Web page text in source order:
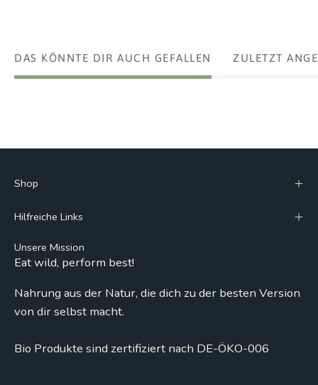
DAS KÖNNTE DIR AUCH GEFALLEN ZULETZT
Shop
Hilfreiche Links
Unsere Mission
Eat wild, perform best!
Nahrung aus der Natur, die dich zu der besten Version
von dir selbst macht.
Bio Produkte sind zertifiziert nach DE-ÖKO-006